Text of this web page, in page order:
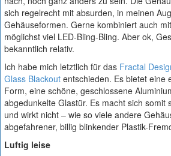
sich regelrecht mit absurden, in meinen
Gehäuseformen. Gerne kombiniert auch
möglichst viel LED-Bling-Bling. Aber ok,
bekanntlich relativ.
Ich habe mich letztlich für das Fractal
Glass Blackout entschieden. Es bietet eine
Form, eine schöne, geschlossene
abgedunkelte Glastür. Es macht sich somit
und wirkt nicht – wie so viele andere
abgefahrener, billig blinkender Plastik-
Luftig leise